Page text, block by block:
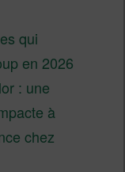
qui
en 2026
: une
à
chez